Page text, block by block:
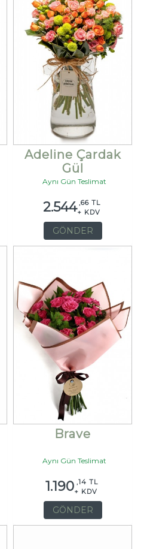
Adeline Çardak
Gül
Aynı Gün Teslimat
2.544 ,66 TL
+ KDV
GÖNDER
Brave
Aynı Gün Teslimat
1.190 ,14 TL
+ KDV
GÖNDER